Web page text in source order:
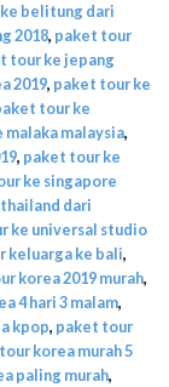
belitung dari
2018, paket tour
tour ke jepang
2019, paket tour ke
tour ke
malaysia,
, paket tour ke
ke singapore
dari
ke universal studio
keluarga ke bali,
korea 2019 murah,
4 hari 3 malam,
kpop, paket tour
korea murah 5
paling murah,